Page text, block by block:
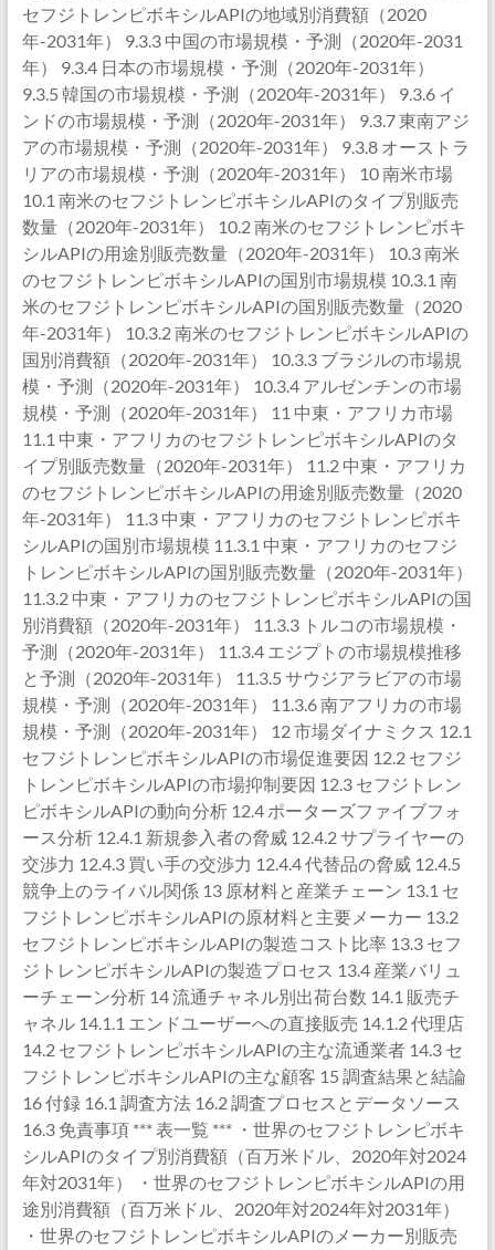
セフジトレンピボキシルAPIの地域別消費額（2020
年-2031年） 9.3.3 中国の市場規模・予測（2020年-2031
年） 9.3.4 日本の市場規模・予測（2020年-2031年）
9.3.5 韓国の市場規模・予測（2020年-2031年） 9.3.6 イ
ンドの市場規模・予測（2020年-2031年） 9.3.7 東南アジ
アの市場規模・予測（2020年-2031年） 9.3.8 オーストラ
リアの市場規模・予測（2020年-2031年） 10 南米市場
10.1 南米のセフジトレンピボキシルAPIのタイプ別販売
数量（2020年-2031年） 10.2 南米のセフジトレンピボキ
シルAPIの用途別販売数量（2020年-2031年） 10.3 南米
のセフジトレンピボキシルAPIの国別市場規模 10.3.1 南
米のセフジトレンピボキシルAPIの国別販売数量（2020
年-2031年） 10.3.2 南米のセフジトレンピボキシルAPIの
国別消費額（2020年-2031年） 10.3.3 ブラジルの市場規
模・予測（2020年-2031年） 10.3.4 アルゼンチンの市場
規模・予測（2020年-2031年） 11 中東・アフリカ市場
11.1 中東・アフリカのセフジトレンピボキシルAPIのタ
イプ別販売数量（2020年-2031年） 11.2 中東・アフリカ
のセフジトレンピボキシルAPIの用途別販売数量（2020
年-2031年） 11.3 中東・アフリカのセフジトレンピボキ
シルAPIの国別市場規模 11.3.1 中東・アフリカのセフジ
トレンピボキシルAPIの国別販売数量（2020年-2031年）
11.3.2 中東・アフリカのセフジトレンピボキシルAPIの国
別消費額（2020年-2031年） 11.3.3 トルコの市場規模・
予測（2020年-2031年） 11.3.4 エジプトの市場規模推移
と予測（2020年-2031年） 11.3.5 サウジアラビアの市場
規模・予測（2020年-2031年） 11.3.6 南アフリカの市場
規模・予測（2020年-2031年） 12 市場ダイナミクス 12.1
セフジトレンピボキシルAPIの市場促進要因 12.2 セフジ
トレンピボキシルAPIの市場抑制要因 12.3 セフジトレン
ピボキシルAPIの動向分析 12.4 ポーターズファイブフォ
ース分析 12.4.1 新規参入者の脅威 12.4.2 サプライヤーの
交渉力 12.4.3 買い手の交渉力 12.4.4 代替品の脅威 12.4.5
競争上のライバル関係 13 原材料と産業チェーン 13.1 セ
フジトレンピボキシルAPIの原材料と主要メーカー 13.2
セフジトレンピボキシルAPIの製造コスト比率 13.3 セフ
ジトレンピボキシルAPIの製造プロセス 13.4 産業バリュ
ーチェーン分析 14 流通チャネル別出荷台数 14.1 販売チ
ャネル 14.1.1 エンドユーザーへの直接販売 14.1.2 代理店
14.2 セフジトレンピボキシルAPIの主な流通業者 14.3 セ
フジトレンピボキシルAPIの主な顧客 15 調査結果と結論
16 付録 16.1 調査方法 16.2 調査プロセスとデータソース
16.3 免責事項 *** 表一覧 *** ・世界のセフジトレンピボキ
シルAPIのタイプ別消費額（百万米ドル、2020年対2024
年対2031年） ・世界のセフジトレンピボキシルAPIの用
途別消費額（百万米ドル、2020年対2024年対2031年）
・世界のセフジトレンピボキシルAPIのメーカー別販売